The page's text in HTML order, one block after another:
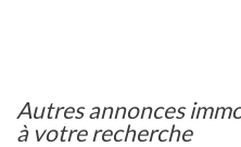
autres annonces immobilières correspondant
à votre recherche